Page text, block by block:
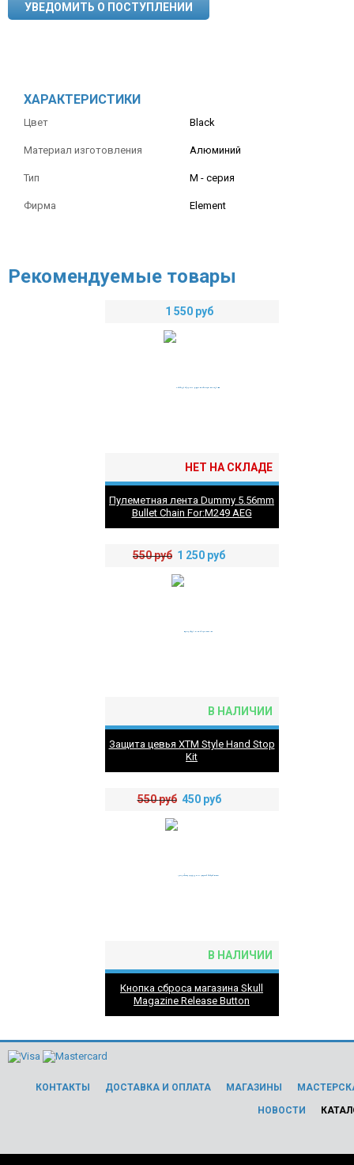
УВЕДОМИТЬ О ПОСТУПЛЕНИИ
ХАРАКТЕРИСТИКИ
Цвет Black
Материал изготовления Алюминий
Тип M - серия
Фирма Element
Рекомендуемые товары
1 550 руб
НЕТ НА СКЛАДЕ
Пулеметная лента Dummy 5.56mm
Bullet Chain For:M249 AEG
550руб 1 250 руб
В НАЛИЧИИ
Защита цевья XTM Style Hand Stop
Kit
550руб 450 руб
В НАЛИЧИИ
Кнопка сброса магазина Skull
Magazine Release Button
КОНТАКТЫ ДОСТАВКА И ОПЛАТА МАГАЗИНЫ
НОВОСТИ